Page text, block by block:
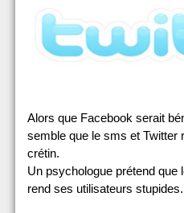
Alors que Facebook serait
semble que le sms et Twitter
crétin.
Un psychologue prétend que
rend ses utilisateurs stupides.